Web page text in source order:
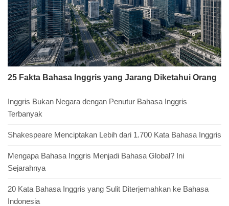
25 Fakta Bahasa Inggris yang Jarang Diketahui Orang
Inggris Bukan Negara dengan Penutur Bahasa Inggris
Terbanyak
Shakespeare Menciptakan Lebih dari 1.700 Kata Bahasa Inggris
Mengapa Bahasa Inggris Menjadi Bahasa Global? Ini
Sejarahnya
20 Kata Bahasa Inggris yang Sulit Diterjemahkan ke Bahasa
Indonesia